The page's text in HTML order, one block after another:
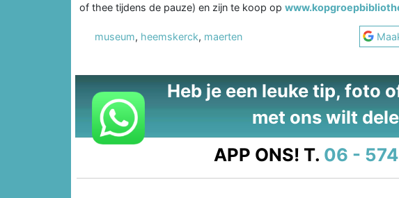
of thee tijdens de pauze) en zijn te koop op
museum, heemskerck, maerten
Heb je een leuke tip, foto
met ons wilt
APP ONS! T. 06 - 574